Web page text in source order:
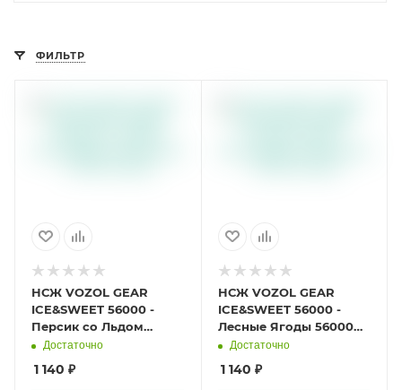
ФИЛЬТР
НСЖ VOZOL GEAR
ICE&SWEET 56000 -
Персик со Льдом
56000 затяжек
Достаточно
1 140 ₽
НСЖ VOZOL GEAR
ICE&SWEET 56000 -
Лесные Ягоды 56000
затяжек
Достаточно
1 140 ₽